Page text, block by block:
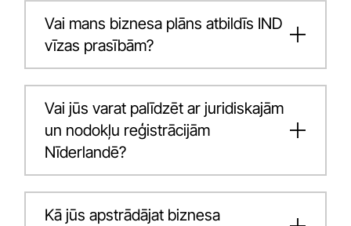
Vai mans biznesa plāns atbildīs IND
vīzas prasībām?
Vai jūs varat palīdzēt ar juridiskajām
un nodokļu reģistrācijām
Nīderlandē?
Kā jūs apstrādājat biznesa